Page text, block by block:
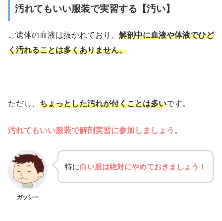
汚れてもいい服装で実習する【汚い】
ご遺体の血液は抜かれており、 解剖中に血液や体液でひど
く汚れることは多くありません。
ただし、 ちょっとした汚れが付くことは多いです。
汚れてもいい服装で解剖実習に参加しましょう。
ガッシー
特に白い服は絶対にやめておきましょう！